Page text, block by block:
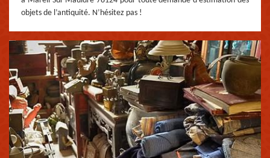
objets de l’antiquité. N’hésitez pas !